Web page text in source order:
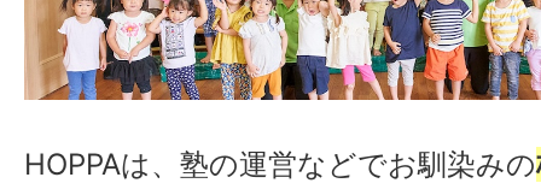
HOPPAは、塾の運営などでお馴染みの